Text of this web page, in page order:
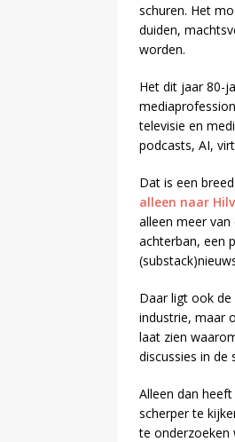
schuren. Het
duiden,
worden.
Het dit jaar 80-
televisie en
podcasts, AI,
Dat is een
alleen naar
alleen meer
achterban, een
Daar ligt ook
industrie, maar
laat zien
discussies in
Alleen dan
scherper te
te onderzoeken